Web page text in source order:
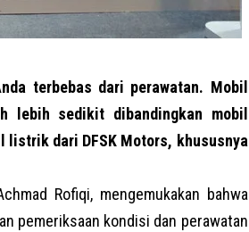
terbebas dari perawatan. Mobil
lebih sedikit dibandingkan mobil
listrik dari DFSK Motors, khususnya
Rofiqi, mengemukakan bahwa
pemeriksaan kondisi dan perawatan